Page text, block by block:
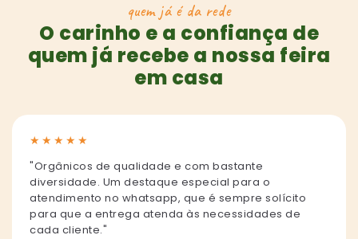
quem já é da rede
O carinho e a confiança de
quem já recebe a nossa feira
em casa
★ ★ ★ ★ ★
"Orgânicos de qualidade e com bastante
diversidade. Um destaque especial para o
atendimento no whatsapp, que é sempre solícito
para que a entrega atenda às necessidades de
cada cliente."